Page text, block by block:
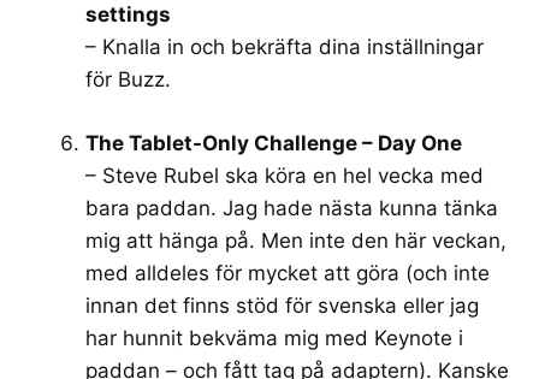
settings
– Knalla in och bekräfta dina inställningar
för Buzz.
The Tablet-Only Challenge – Day One
– Steve Rubel ska köra en hel vecka med
bara paddan. Jag hade nästa kunna tänka
mig att hänga på. Men inte den här veckan,
med alldeles för mycket att göra (och inte
innan det finns stöd för svenska eller jag
har hunnit bekväma mig med Keynote i
paddan – och fått tag på adaptern). Kanske